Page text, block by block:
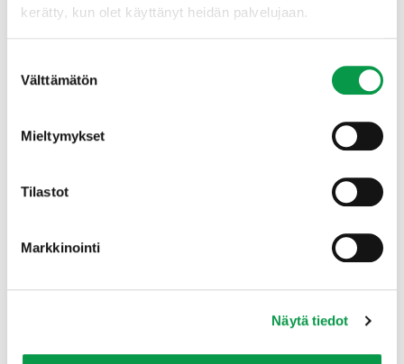
kerätty, kun olet käyttänyt heidän palvelujaan.
valinta
Välttämätön
Mieltymykset
Tilastot
Markkinointi
Näytä tiedot
Lataa raportti:Selvitys valuma-aluesuunnittelun